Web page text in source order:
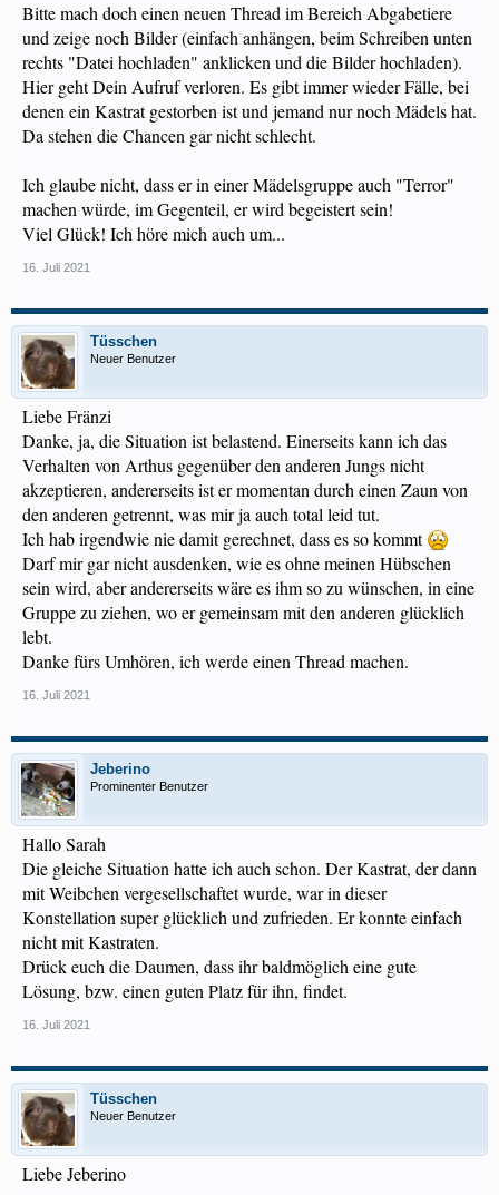
Bitte mach doch einen neuen Thread im Bereich Abgabetiere
und zeige noch Bilder (einfach anhängen, beim Schreiben unten
rechts "Datei hochladen" anklicken und die Bilder hochladen).
Hier geht Dein Aufruf verloren. Es gibt immer wieder Fälle, bei
denen ein Kastrat gestorben ist und jemand nur noch Mädels hat.
Da stehen die Chancen gar nicht schlecht.
Ich glaube nicht, dass er in einer Mädelsgruppe auch "Terror"
machen würde, im Gegenteil, er wird begeistert sein!
Viel Glück! Ich höre mich auch um...
16. Juli 2021
Tüsschen
Neuer Benutzer
Liebe Fränzi
Danke, ja, die Situation ist belastend. Einerseits kann ich das
Verhalten von Arthus gegenüber den anderen Jungs nicht
akzeptieren, andererseits ist er momentan durch einen Zaun von
den anderen getrennt, was mir ja auch total leid tut.
Ich hab irgendwie nie damit gerechnet, dass es so kommt
Darf mir gar nicht ausdenken, wie es ohne meinen Hübschen
sein wird, aber andererseits wäre es ihm so zu wünschen, in eine
Gruppe zu ziehen, wo er gemeinsam mit den anderen glücklich
lebt.
Danke fürs Umhören, ich werde einen Thread machen.
16. Juli 2021
Jeberino
Prominenter Benutzer
Hallo Sarah
Die gleiche Situation hatte ich auch schon. Der Kastrat, der dann
mit Weibchen vergesellschaftet wurde, war in dieser
Konstellation super glücklich und zufrieden. Er konnte einfach
nicht mit Kastraten.
Drück euch die Daumen, dass ihr baldmöglich eine gute
Lösung, bzw. einen guten Platz für ihn, findet.
16. Juli 2021
Tüsschen
Neuer Benutzer
Liebe Jeberino